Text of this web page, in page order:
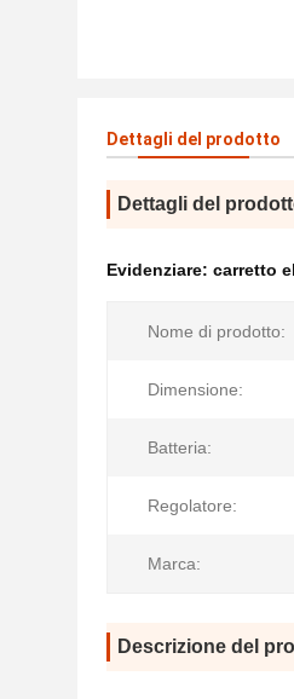
Dettagli del prodotto
Dettagli del
Evidenziare: carretto
Nome di prodotto:
Dimensione:
Batteria:
Regolatore:
Marca:
Descrizione del